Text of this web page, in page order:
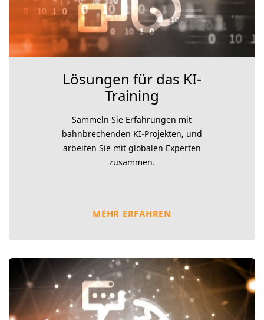
Lösungen für das KI-
Training
Sammeln Sie Erfahrungen mit
bahnbrechenden KI-Projekten, und
arbeiten Sie mit globalen Experten
zusammen.
MEHR ERFAHREN